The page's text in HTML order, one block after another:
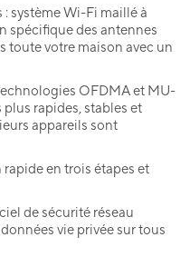
système Wi-Fi maillé à
spécifique des antennes
toute votre maison avec un
OFDMA et MU-
rapides, stables et
appareils sont
en trois étapes et
de sécurité réseau
vie privée sur tous